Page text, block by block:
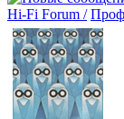
Hi-Fi Forum /